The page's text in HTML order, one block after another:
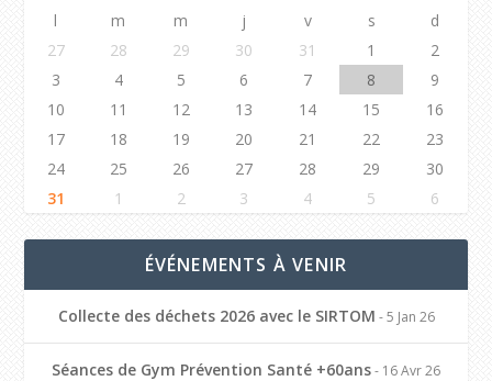
l
m m j v s
d
27
28 29 30 31 1
2
3
4 5 6 7 8
9
10
11 12 13 14 15
16
17
18 19 20 21 22
23
24
25 26 27 28 29
30
31
1 2 3 4 5 6
ÉVÉNEMENTS À VENIR
Collecte des déchets 2026 avec le SIRTOM - 5 Jan 26
Séances de Gym Prévention Santé +60ans- 16 Avr 26